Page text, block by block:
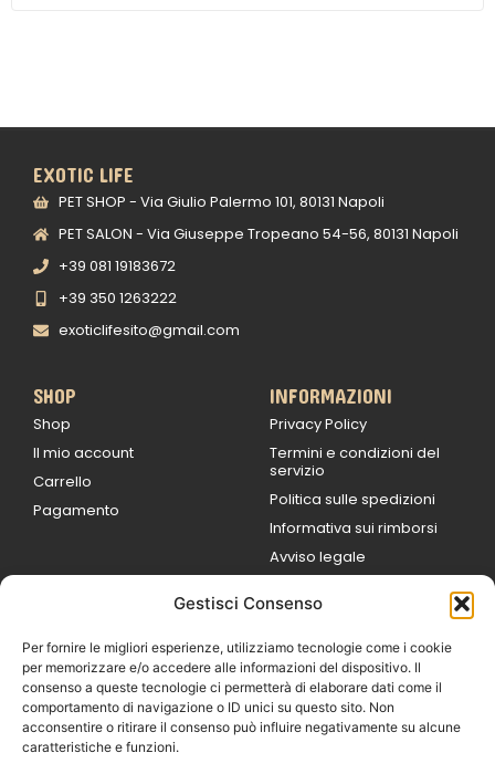
Gestisci Consenso
Per fornire le migliori esperienze, utilizziamo tecnologie come i cookie
per memorizzare e/o accedere alle informazioni del dispositivo. Il
consenso a queste tecnologie ci permetterà di elaborare dati come il
comportamento di navigazione o ID unici su questo sito. Non
acconsentire o ritirare il consenso può influire negativamente su alcune
caratteristiche e funzioni.
EXOTIC LIFE
PET SHOP - Via Giulio Palermo 101, 80131 Napoli
PET SALON - Via Giuseppe Tropeano 54-56, 80131 Napoli
+39 081 19183672
+39 350 1263222
exoticlifesito@gmail.com
SHOP
Shop
Il mio account
Carrello
Pagamento
INFORMAZIONI
Privacy Policy
Termini e condizioni del
servizio
Politica sulle spedizioni
Informativa sui rimborsi
Avviso legale
9:00
Sabato 09:00 /
14:00
16:30 /
Domenica